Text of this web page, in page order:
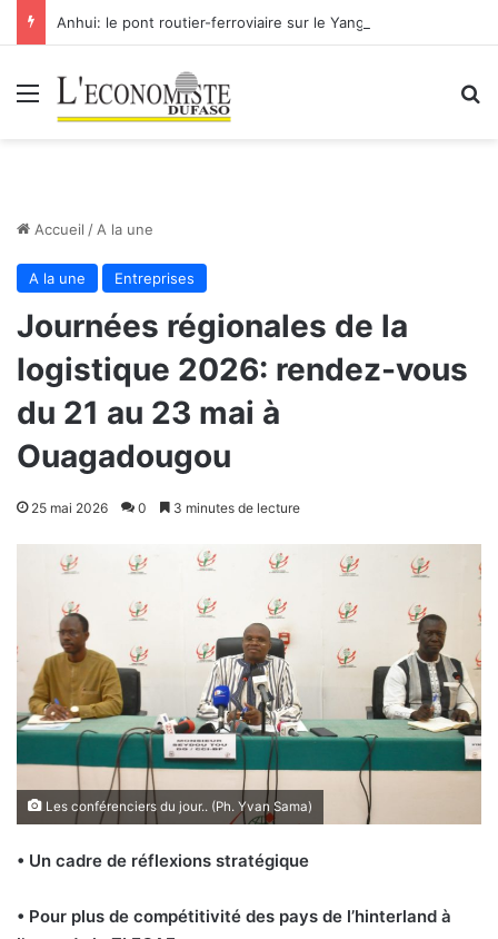
Menu
Accueil / A la une
A la une Entreprises
Journées régionales de la
logistique 2026: rendez-vous
du 21 au 23 mai à
Ouagadougou
25 mai 2026 0 3 minutes de lecture
Les conférenciers du jour.. (Ph. Yvan Sama)
• Un cadre de réflexions stratégique
• Pour plus de compétitivité des pays de l’hinterland à